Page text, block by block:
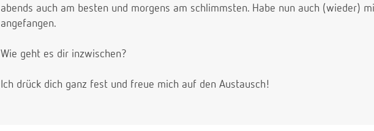
abends auch am besten und morgens am schlimmsten. Habe nun auch (wieder)
angefangen.
Wie geht es dir inzwischen?
Ich drück dich ganz fest und freue mich auf den Austausch!